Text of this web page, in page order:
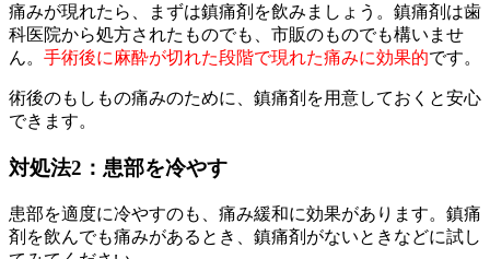
痛みが現れたら、まずは鎮痛剤を飲みましょう。鎮痛剤は歯
科医院から処方されたものでも、市販のものでも構いませ
ん。 手術後に麻酔が切れた段階で現れた痛みに効果的です。
術後のもしもの痛みのために、鎮痛剤を用意しておくと安心
できます。
対処法2：患部を冷やす
患部を適度に冷やすのも、痛み緩和に効果があります。鎮痛
剤を飲んでも痛みがあるとき、鎮痛剤がないときなどに試し